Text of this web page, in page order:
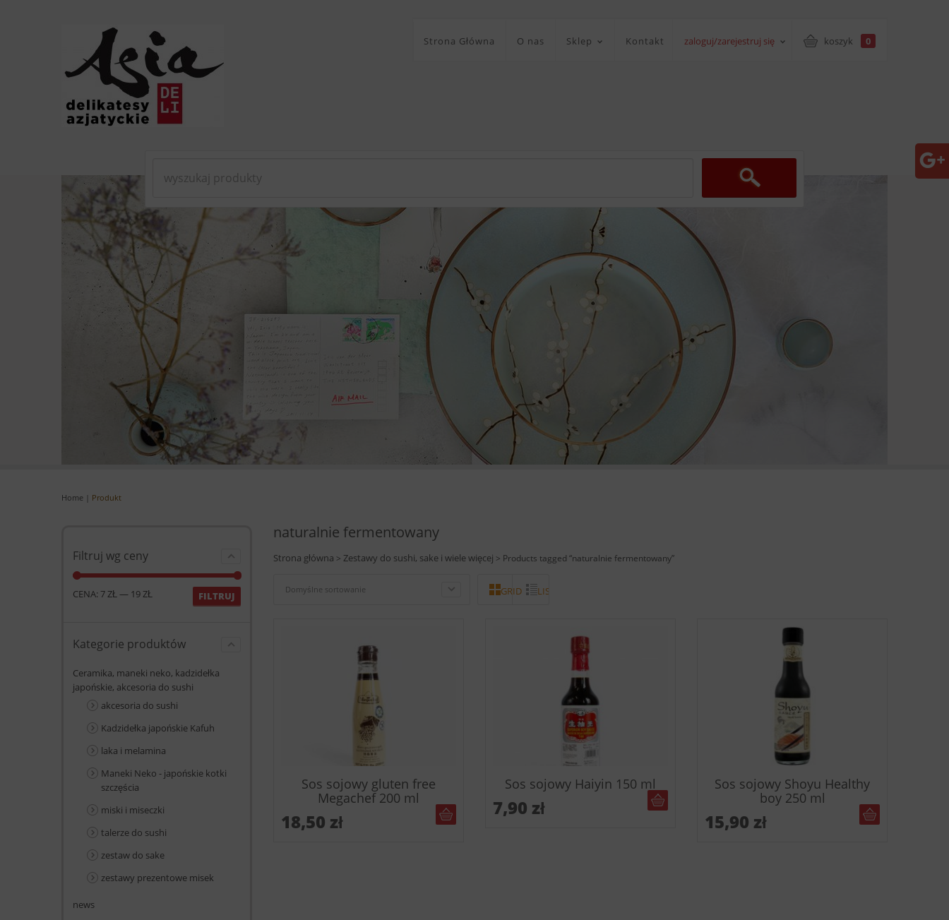
Strona Główna O nas Sklep Kontakt zaloguj/zarejestruj się koszyk 0
Home Produkt
naturalnie fermentowany
Strona główna > Zestawy do sushi, sake i wiele więcej > Products tagged “naturalnie fermentowany”
Domyślne sortowanie GRID LISTA
Sos sojowy gluten free
Megachef 200 ml
18,50 zł DO KOSZYKA
Sos sojowy Haiyin 150 ml
7,90 zł
Sos sojowy Shoyu Healthy
boy 250 ml
15,90 zł
Filtruj wg ceny
FILTRUJ
CENA: 7 ZŁ— 19 ZŁ
Kategorie produktów
Ceramika, maneki neko, kadzidełka
japońskie, akcesoria do sushi
akcesoria do sushi
Kadzidełka japońskie Kafuh
laka i melamina
Maneki Neko - japońskie kotki
szczęścia
miski i miseczki
talerze do sushi
zestaw do sake
zestawy prezentowe misek
news